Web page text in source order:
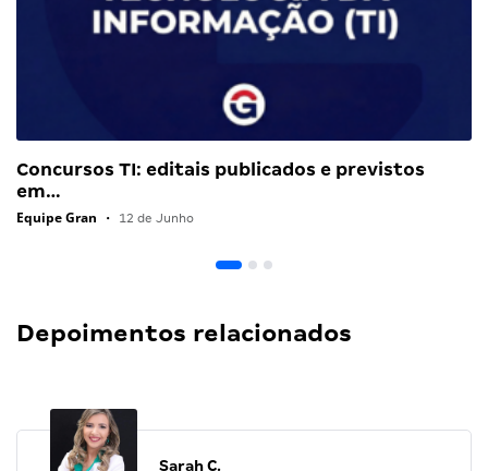
Concursos TI: editais publicados e previstos
em…
Equipe Gran • 12 de Junho
Depoimentos relacionados
Sarah C.